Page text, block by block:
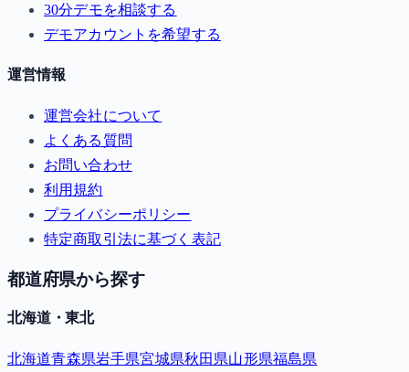
30分デモを相談する
デモアカウントを希望する
運営情報
運営会社について
よくある質問
お問い合わせ
利用規約
プライバシーポリシー
特定商取引法に基づく表記
都道府県から探す
北海道・東北
北海道青森県岩手県宮城県秋田県山形県福島県